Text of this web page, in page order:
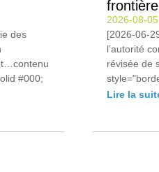
des
#000;
2026-08-05
[2026-06-
l’autorité
révisée de
Lire la